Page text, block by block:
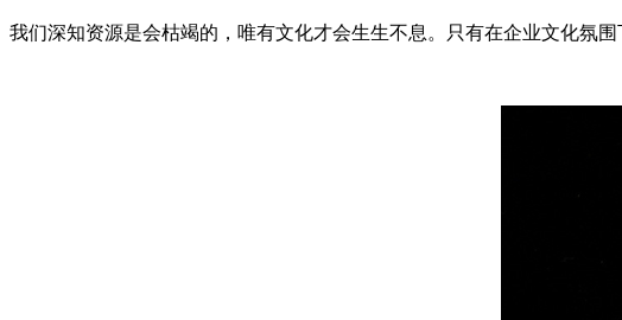
我们深知资源是会枯竭的，唯有文化才会生生不息。只有在企业文化氛